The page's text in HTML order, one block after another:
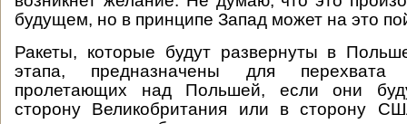
будущем, но в принципе Запад может на это
Ракеты, которые будут развернуты в
этапа, предназначены для перехвата
пролетающих над Польшей, если они
сторону Великобритания или в сторону